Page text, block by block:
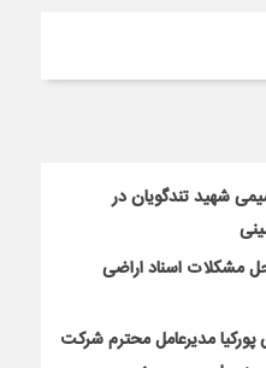
شهید تندگویان در
مشکلات اسناد اراضی
مدیرعامل محترم شركت